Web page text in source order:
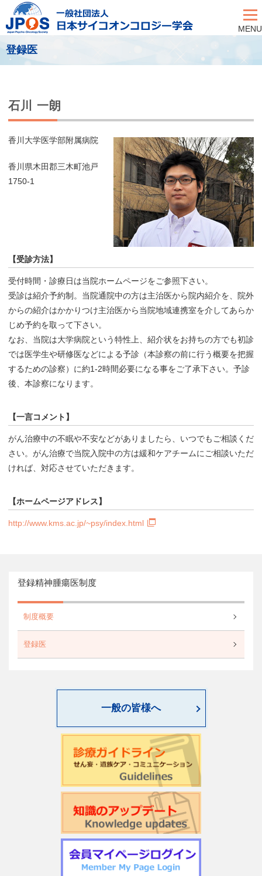
MENU
登録医
石川 一朗
香川大学医学部附属病院
香川県木田郡三木町池戸
1750-1
【受診方法】
受付時間・診療日は当院ホームページをご参照下さい。
受診は紹介予約制。当院通院中の方は主治医から院内紹介を、院外
からの紹介はかかりつけ主治医から当院地域連携室を介してあらか
じめ予約を取って下さい。
なお、当院は大学病院という特性上、紹介状をお持ちの方でも初診
では医学生や研修医などによる予診（本診察の前に行う概要を把握
するための診察）に約1-2時間必要になる事をご了承下さい。予診
後、本診察になります。
【一言コメント】
がん治療中の不眠や不安などがありましたら、いつでもご相談くだ
さい。がん治療で当院入院中の方は緩和ケアチームにご相談いただ
ければ、対応させていただきます。
【ホームページアドレス】
http://www.kms.ac.jp/~psy/index.html
登録精神腫瘍医制度
制度概要
登録医
一般の皆様へ